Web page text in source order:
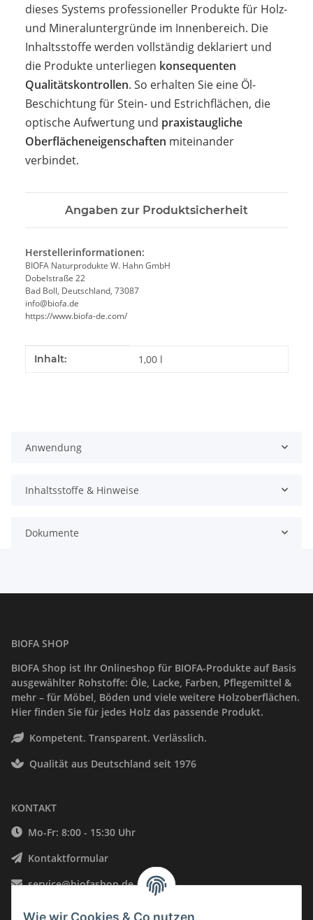
dieses Systems professioneller Produkte für Holz-
und Mineraluntergründe im Innenbereich. Die
Inhaltsstoffe werden vollständig deklariert und
die Produkte unterliegen konsequenten
Qualitätskontrollen. So erhalten Sie eine Öl-
Beschichtung für Stein- und Estrichflächen, die
optische Aufwertung und praxistaugliche
Oberflächeneigenschaften miteinander
verbindet.
Angaben zur Produktsicherheit
Herstellerinformationen:
BIOFA Naturprodukte W. Hahn GmbH
Dobelstraße 22
Bad Boll, Deutschland, 73087
info@biofa.de
https://www.biofa-de.com/
Produkteigenschaft
Wert
Inhalt: 1,00 l
Anwendung
Inhaltsstoffe & Hinweise
Dokumente
BIOFA SHOP
BIOFA Shop ist Ihr Onlineshop für BIOFA-Produkte auf Basis
ausgewählter Rohstoffe: Öle, Lacke, Farben, Pflegemittel &
mehr – für Möbel, Böden und viele weitere Holzoberflächen.
Hier finden Sie für jedes Holz das passende Produkt.
Kompetent. Transparent. Verlässlich.
Qualität aus Deutschland seit 1976
KONTAKT
Mo-Fr: 8:00 - 15:30 Uhr
Kontaktformular
service@biofashop.de
06578 9999002